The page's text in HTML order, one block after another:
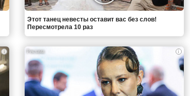
Этот танец невесты оставит вас без слов!
Пересмотрела 10 раз
i i